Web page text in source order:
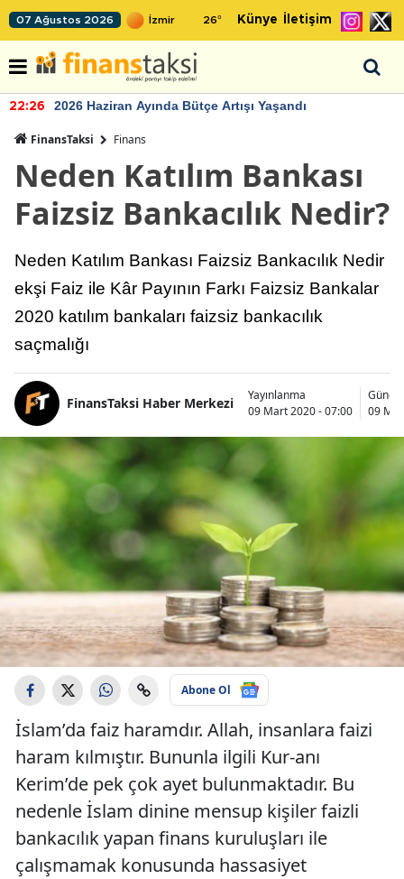
07 Ağustos 2026 26° Künye İletişim
22:26 2026 Haziran Ayında Bütçe Artışı Yaşandı
FinansTaksi Finans
Neden Katılım Bankası
Faizsiz Bankacılık Nedir?
Neden Katılım Bankası Faizsiz Bankacılık Nedir
ekşi Faiz ile Kâr Payının Farkı Faizsiz Bankalar
2020 katılım bankaları faizsiz bankacılık
saçmalığı
FinansTaksi Haber Merkezi
Yayınlanma
09 Mart 2020 - 07:00
09
Abone Ol
İslam’da faiz haramdır. Allah, insanlara faizi
haram kılmıştır. Bununla ilgili Kur-anı
Kerim’de pek çok ayet bulunmaktadır. Bu
nedenle İslam dinine mensup kişiler faizli
bankacılık yapan finans kuruluşları ile
çalışmamak konusunda hassasiyet